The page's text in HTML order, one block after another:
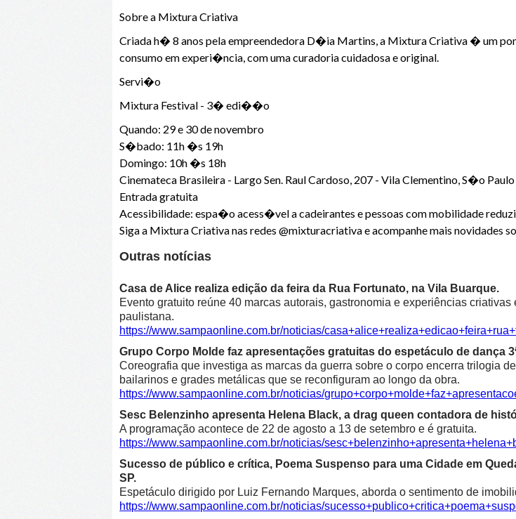
Sobre a Mixtura Criativa
Criada h� 8 anos pela empreendedora D�ia Martins, a Mixtura Criativa � um
consumo em experi�ncia, com uma curadoria cuidadosa e original.
Servi�o
Mixtura Festival - 3� edi��o
Quando: 29 e 30 de novembro
S�bado: 11h �s 19h
Domingo: 10h �s 18h
Cinemateca Brasileira - Largo Sen. Raul Cardoso, 207 - Vila Clementino, S�o Paulo
Entrada gratuita
Acessibilidade: espa�o acess�vel a cadeirantes e pessoas com mobilidade
Siga a Mixtura Criativa nas redes @mixturacriativa e acompanhe mais novidades
Outras notícias
Casa de Alice realiza edição da feira da Rua Fortunato, na Vila Buarque.
Evento gratuito reúne 40 marcas autorais, gastronomia e experiências
paulistana.
https://www.sampaonline.com.br/noticias/
Grupo Corpo Molde faz apresentações gratuitas do espetáculo de dança
Coreografia que investiga as marcas da guerra sobre o corpo encerra trilogia
bailarinos e grades metálicas que se reconfiguram ao longo da obra.
https://www.sampaonline.com.br/noticias/
Sesc Belenzinho apresenta Helena Black, a drag queen contadora de
A programação acontece de 22 de agosto a 13 de setembro e é gratuita.
https://www.sampaonline.com.br/noticias/
Sucesso de público e crítica, Poema Suspenso para uma Cidade em
SP.
Espetáculo dirigido por Luiz Fernando Marques, aborda o sentimento de
https://www.sampaonline.com.br/noticias/